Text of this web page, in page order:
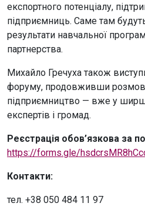
експортного потенціалу,
підприємниць. Саме там
результати навчальної
партнерства.
Михайло Гречуха також
форуму, продовживши
підприємництво — вже у
експертів і громад.
Реєстрація обов’язкова за
https://forms.gle/
Контакти:
тел. +38 050 484 11 97